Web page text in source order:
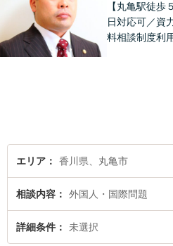
【丸亀駅徒歩
日対応可／資
料相談制度利
エリア 香川県、丸亀市
相談内容 外国人・国際問題
詳細条件 未選択